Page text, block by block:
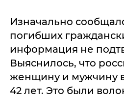
Изначально
погибших
информация не
Выяснилось, что
женщину и мужчину в
42 лет. Это были